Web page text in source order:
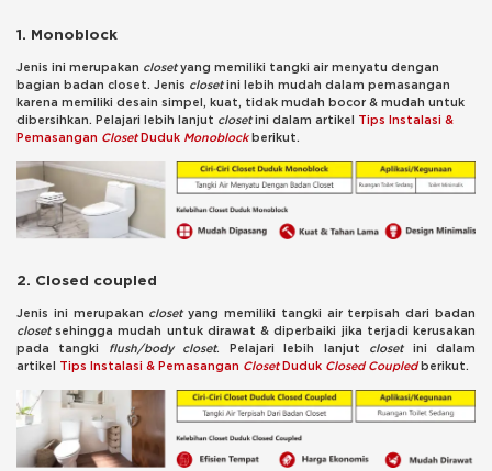
1. Monoblock
Jenis ini merupakan closetyang memiliki tangki air menyatu dengan
bagian badan closet. Jenis closetini lebih mudah dalam pemasangan
karena memiliki desain simpel, kuat, tidak mudah bocor & mudah untuk
dibersihkan. Pelajari lebih lanjut closetini dalam artikel Tips Instalasi &
Pemasangan ClosetDuduk Monoblockberikut.
2. Closed coupled
Jenis ini merupakan closetyang memiliki tangki air terpisah dari badan
closetsehingga mudah untuk dirawat & diperbaiki jika terjadi kerusakan
pada tangki flush/body closet. Pelajari lebih lanjut closetini dalam
artikel Tips Instalasi & Pemasangan ClosetDuduk Closed Coupledberikut.